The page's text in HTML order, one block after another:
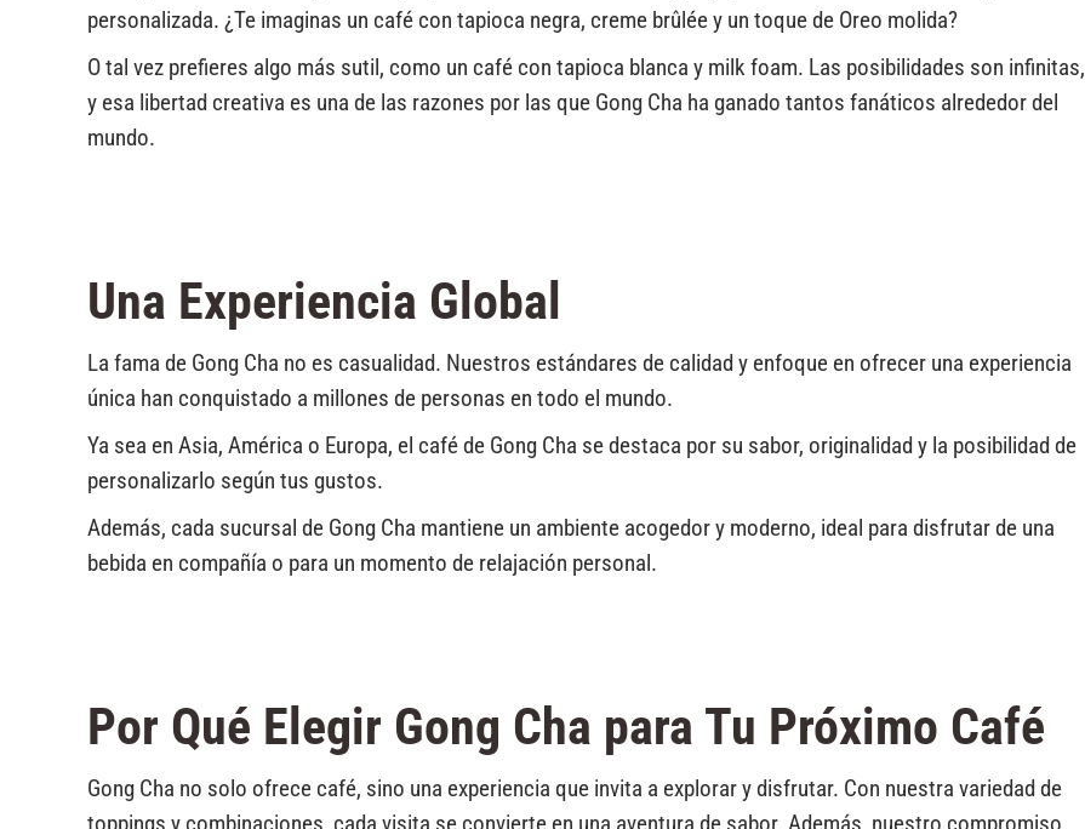
personalizada. ¿Te imaginas un café con tapioca negra, creme brûlée y un toque de Oreo molida?
O tal vez prefieres algo más sutil, como un café con tapioca blanca y milk foam. Las posibilidades son infinitas,
y esa libertad creativa es una de las razones por las que Gong Cha ha ganado tantos fanáticos alrededor del
mundo.
Una Experiencia Global
La fama de Gong Cha no es casualidad. Nuestros estándares de calidad y enfoque en ofrecer una experiencia
única han conquistado a millones de personas en todo el mundo.
Ya sea en Asia, América o Europa, el café de Gong Cha se destaca por su sabor, originalidad y la posibilidad de
personalizarlo según tus gustos.
Además, cada sucursal de Gong Cha mantiene un ambiente acogedor y moderno, ideal para disfrutar de una
bebida en compañía o para un momento de relajación personal.
Por Qué Elegir Gong Cha para Tu Próximo Café
Gong Cha no solo ofrece café, sino una experiencia que invita a explorar y disfrutar. Con nuestra variedad de
toppings y combinaciones, cada visita se convierte en una aventura de sabor. Además, nuestro compromiso